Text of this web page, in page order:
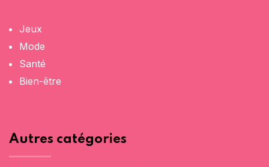
Jeux
Mode
Santé
Bien-être
Autres catégories